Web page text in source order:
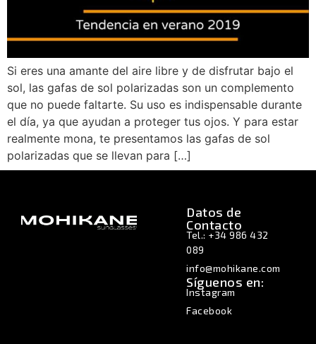
Si eres una amante del aire libre y de disfrutar bajo el
sol, las gafas de sol polarizadas son un complemento
que no puede faltarte. Su uso es indispensable durante
el día, ya que ayudan a proteger tus ojos. Y para estar
realmente mona, te presentamos las gafas de sol
polarizadas que se llevan para […]
Datos de
Contacto
Tel.: +34 986 432
089
info@mohikane.com
Síguenos en:
Instagram
Facebook